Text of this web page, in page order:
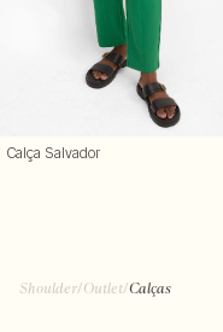
Calça Salvador
Shoulder/Outlet/Calças